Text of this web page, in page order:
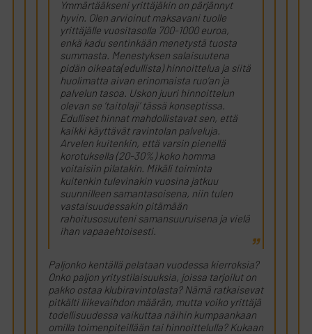
Ymmärtääkseni yrittäjäkin on pärjännyt
hyvin. Olen arvioinut maksavani tuolle
yrittäjälle vuositasolla 700-1000 euroa,
enkä kadu sentinkään menetystä tuosta
summasta. Menestyksen salaisuutena
pidän oikeata(edullista) hinnoittelua ja siitä
huolimatta aivan erinomaista ruo’an ja
palvelun tasoa. Uskon juuri hinnoittelun
olevan se ’taitolaji’ tässä konseptissa.
Edulliset hinnat mahdollistavat sen, että
kaikki käyttävät ravintolan palveluja.
Arvelen kuitenkin, että varsin pienellä
korotuksella (20-30%) koko homma
voitaisiin pilatakin. Mikäli toiminta
kuitenkin tulevinakin vuosina jatkuu
suunnilleen samantasoisena, niin tulen
vastaisuudessakin pitämään
rahoitusosuuteni samansuuruisena ja vielä
ihan vapaaehtoisesti.
Paljonko kentällä pelataan vuodessa kierroksia?
Onko paljon yritystilaisuuksia, joissa tarjoilut on
pakko ostaa klubiravintolasta? Nämä ratkaisevat
pitkälti liikevaihdon määrän, mutta voiko yrittäjä
todellisuudessa vaikuttaa näihin kumpaankaan
omilla toimenpiteillään tai hinnoittelulla? Kukaan